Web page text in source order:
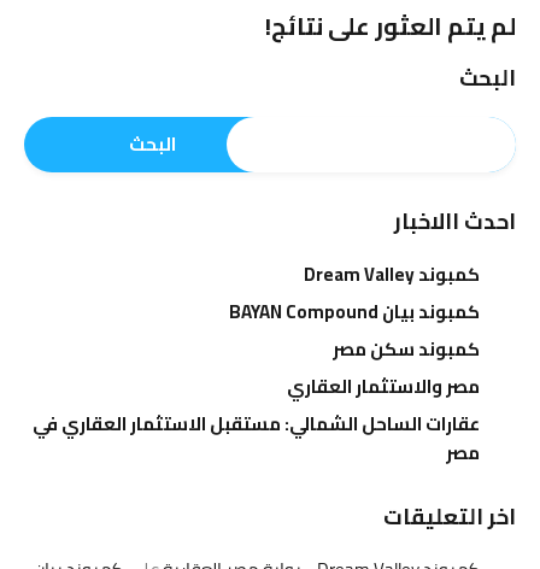
لم يتم العثور على نتائج!
البحث
البحث
احدث االاخبار
كمبوند Dream Valley
كمبوند بيان BAYAN Compound
كمبوند سكن مصر
مصر والاستثمار العقاري
عقارات الساحل الشمالي: مستقبل الاستثمار العقاري في
مصر
اخر التعليقات